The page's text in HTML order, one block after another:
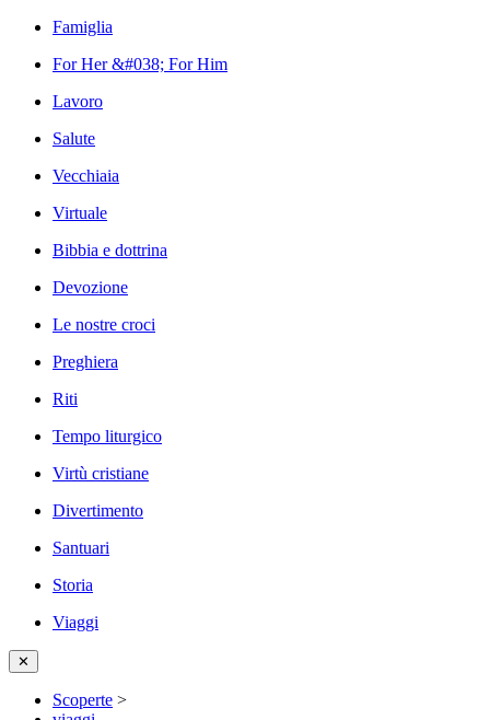
Famiglia
For Her &#038; For Him
Lavoro
Salute
Vecchiaia
Virtuale
Bibbia e dottrina
Devozione
Le nostre croci
Preghiera
Riti
Tempo liturgico
Virtù cristiane
Divertimento
Santuari
Storia
Viaggi
✕
Scoperte >